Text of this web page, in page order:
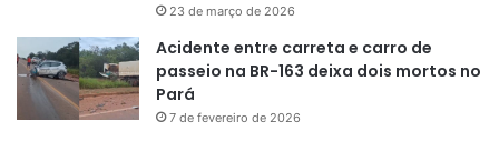
23 de março de 2026
Acidente entre carreta e carro de
passeio na BR-163 deixa dois mortos no
Pará
7 de fevereiro de 2026